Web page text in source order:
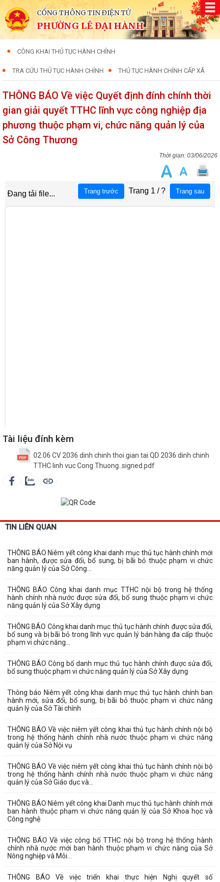
CỔNG THÔNG TIN ĐIỆN TỬ
PHƯỜNG LÊ ĐẠI HÀNH
CÔNG KHAI THỦ TỤC HÀNH CHÍNH
TRA CỨU THỦ TỤC HÀNH CHÍNH THỦ TỤC HÀNH CHÍNH CẤP XÃ
THÔNG BÁO Về việc Quyết định đính chính thời
gian giải quyết TTHC lĩnh vực công nghiệp địa
phương thuộc phạm vi, chức năng quản lý của
Sở Công Thương
03/06/2026
Tài liệu đính kèm
02.06 CV 2036 dinh chinh thoi gian tai QD 2036 dinh chinh
TTHC linh vuc Cong Thuong..signed.pdf
TIN LIÊN QUAN
THÔNG BÁO Niêm yết công khai danh mục thủ tục hành chính mới
ban hành, được sửa đổi, bổ sung, bị bãi bỏ thuộc phạm vi chức
năng quản lý của Sở Công...
THÔNG BÁO Công khai danh mục TTHC nội bộ trong hệ thống
hành chính nhà nước được sửa đổi, bổ sung thuộc phạm vi chức
năng quản lý của Sở Xây dựng
THÔNG BÁO Công khai danh mục thủ tục hành chính được sửa đổi,
bổ sung và bị bãi bỏ trong lĩnh vực quản lý bán hàng đa cấp thuộc
phạm vi chức năng...
THÔNG BÁO Công bố danh mục thủ tục hành chính được sửa đổi,
bổ sung thuộc phạm vi chức năng quản lý của Sở Xây dựng
Thông báo Niêm yết công khai danh mục thủ tục hành chính ban
hành mới, sửa đổi, bổ sung, bị bãi bỏ thuộc phạm vi chức năng
quản lý của Sở Tài chính
THÔNG BÁO Về việc niêm yết công khai thủ tục hành chính nội bộ
trong hệ thống hành chính nhà nước thuộc phạm vi chức năng
quản lý của Sở Nội vụ
THÔNG BÁO Về việc niêm yết công khai thủ tục hành chính nội bộ
trong hệ thống hành chính nhà nước thuộc phạm vi chức năng
quản lý của Sở Giáo dục và...
THÔNG BÁO Niêm yết công khai Danh mục thủ tục hành chính mới
ban hành thuộc phạm vi chức năng quản lý của Sở Khoa học và
Công nghệ
THÔNG BÁO Về việc công bố TTHC nội bộ trong hệ thống hành
chính nhà nước mới ban hành thuộc phạm vi chức năng của Sở
Nông nghiệp và Môi...
THÔNG BÁO Về việc triển khai thực hiện Nghị quyết số